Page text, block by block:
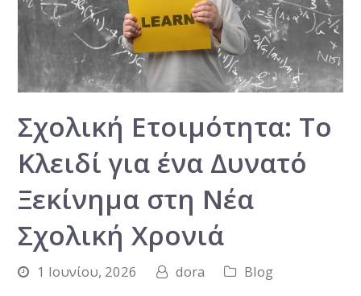
Σχολική Ετοιμότητα: Το
Κλειδί για ένα Δυνατό
Ξεκίνημα στη Νέα
Σχολική Χρονιά
1 Ιουνίου, 2026 dora Blog